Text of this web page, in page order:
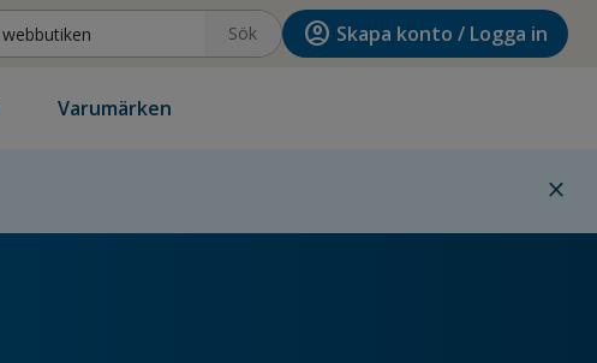
Sök account_circle Skapa konto / Logga in
Varumärken
close